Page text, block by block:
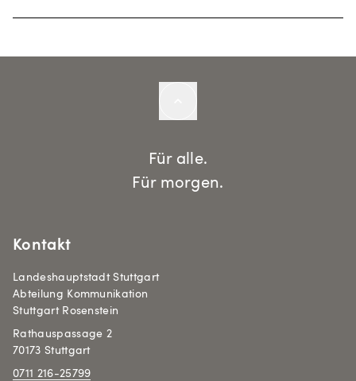
Für alle.
Für morgen.
Kontakt
Landeshauptstadt Stuttgart
Abteilung Kommunikation
Stuttgart Rosenstein
Rathauspassage 2
70173 Stuttgart
0711 216-25799